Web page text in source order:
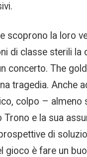
scoprono la loro
di classe sterili la
concerto. The
tragedia. Anche
colpo –
Trono e la sua
di
gioco è fare un